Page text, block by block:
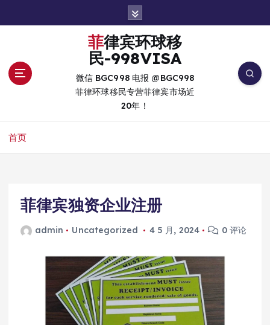
菲律宾环球移
民-998VISA
微信 BGC998 电报 @BGC998
菲律环球移民专营菲律宾市场近
20年！
首页
菲律宾独资企业注册
admin Uncategorized 4 5 月, 2024 0 评论